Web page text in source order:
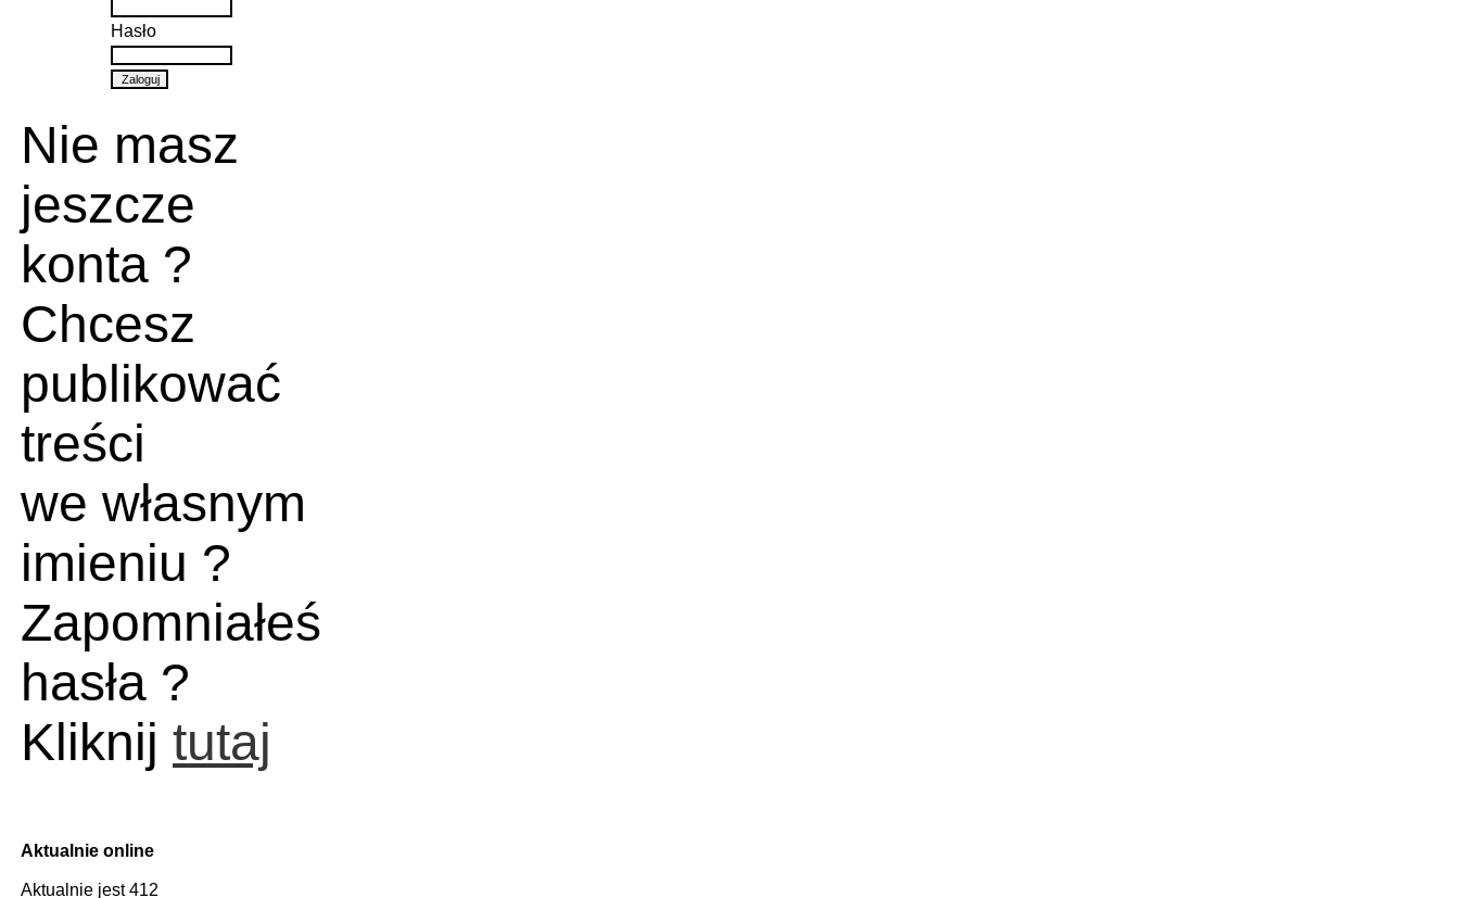
Hasło
Nie masz
jeszcze
konta ?
Chcesz
publikować
treści
we własnym
imieniu ?
Zapomniałeś
hasła ?
Kliknij tutaj
Aktualnie online
Aktualnie jest 412